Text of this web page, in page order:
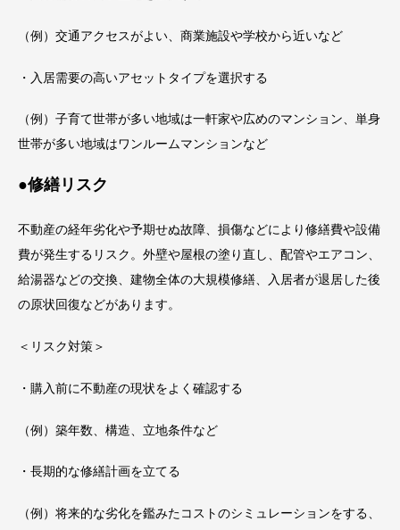
（例）交通アクセスがよい、商業施設や学校から近いなど
・入居需要の高いアセットタイプを選択する
（例）子育て世帯が多い地域は一軒家や広めのマンション、単身
世帯が多い地域はワンルームマンションなど
●修繕リスク
不動産の経年劣化や予期せぬ故障、損傷などにより修繕費や設備
費が発生するリスク。外壁や屋根の塗り直し、配管やエアコン、
給湯器などの交換、建物全体の大規模修繕、入居者が退居した後
の原状回復などがあります。
＜リスク対策＞
・購入前に不動産の現状をよく確認する
（例）築年数、構造、立地条件など
・長期的な修繕計画を立てる
（例）将来的な劣化を鑑みたコストのシミュレーションをする、